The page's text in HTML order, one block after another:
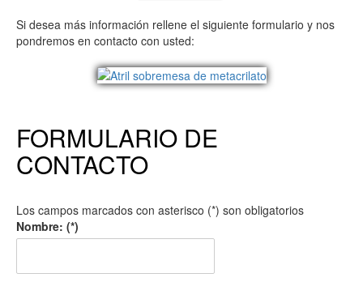
Si desea más información rellene el siguiente formulario y nos
pondremos en contacto con usted:
FORMULARIO DE
CONTACTO
Los campos marcados con asterisco (*) son obligatorios
Nombre: (*)